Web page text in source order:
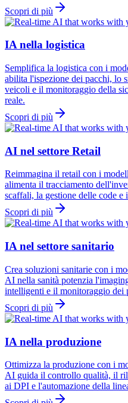
Scopri di più
IA nella logistica
Semplifica la logistica con i
abilita l'ispezione dei pacchi, lo
veicoli e il monitoraggio della
reale.
Scopri di più
AI nel settore Retail
Reimmagina il retail con i
alimenta il tracciamento
scaffali, la gestione delle code
Scopri di più
IA nel settore sanitario
Crea soluzioni sanitarie con i
AI nella sanità potenzia
intelligenti e il monitoraggio dei
Scopri di più
IA nella produzione
Ottimizza la produzione con i
AI guida il controllo qualità, il
ai DPI e l'automazione della